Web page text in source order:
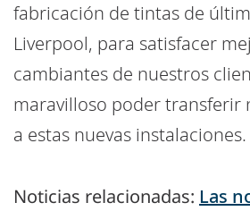
fabricación de tintas de
Liverpool, para satisfacer
cambiantes de nuestros
maravilloso poder transferir
a estas nuevas instalaciones.
Noticias relacionadas: Las